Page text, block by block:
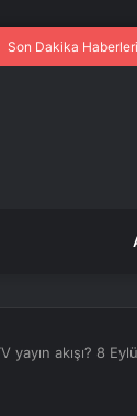
Son Dakika Haberleri
yayın akışı? 8